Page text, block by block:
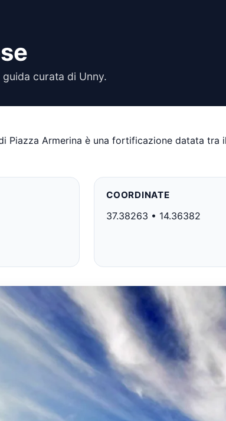
curata di Unny.
Piazza Armerina è una fortificazione datata
COORDINATE
37.38263 • 14.36382